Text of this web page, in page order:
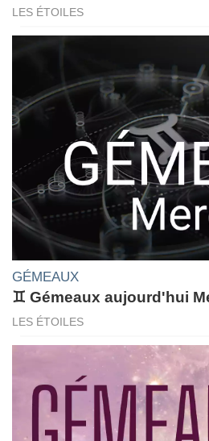
LES ÉTOILES
GÉMEAUX
♊ Gémeaux aujourd'hui
LES ÉTOILES